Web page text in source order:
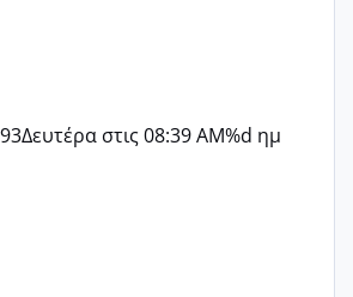
Δευτέρα στις 08:39 AM%d ημ